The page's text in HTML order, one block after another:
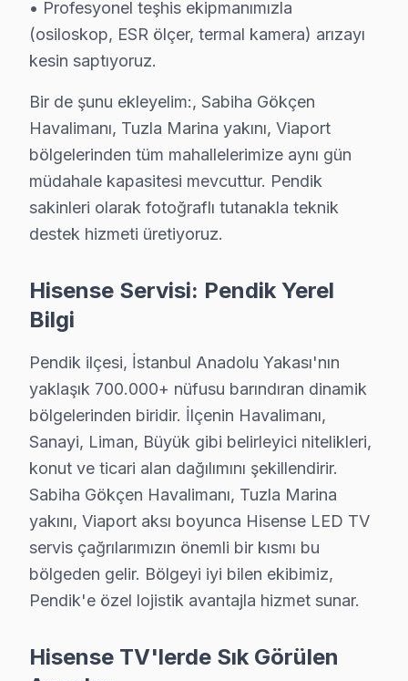
Pendik Hisense servis - TV Tamiri
Pendik'da Hisense görüntüleme sistemi tamir
— Yazılım sorunları: 1 iş günü ortalama çözüm
— Güç kartı tamiri: 2-3 iş günü
— Panel değişimi: 3-5 iş günü
— Aynı gün randevu oranı: %95+
Sabiha Gökçen Havalimanı ve Marmaray ve
Pendik'de fiyat konusunda şeffaflık ilkemizdir.
Pendik'de arıza tespiti: Ücretsiz. Herhangi bir ön
Pendik'de onaysız işlem yok: Fiyat teklifi
Pendik garantili fiyat: Pendik servisimizde teklif edilen
Pendik'de ödeme seçenekleri: Nakit, kredi kartı,
» Pendik'de Hisense ekran müdahale fiyatı
Pendik × Hisense: Yerel İçerik ve Deneyim
Pendik müşterilerine sunduğumuz Hisense servis
İkinci ilke — Onaysız başlamama: Kesin teklif, müşteri
Dördüncü ilke — Garanti dahil fiyat: İşçilik garantisi (6
Pendik'deki Hisense müşteri yolculuğunu dört kritik
• Profesyonel teşhis ekipmanımızla
(osiloskop, ESR ölçer, termal kamera) arızayı
kesin saptıyoruz.
Bir de şunu ekleyelim:, Sabiha Gökçen
Havalimanı, Tuzla Marina yakını, Viaport
bölgelerinden tüm mahallelerimize aynı gün
müdahale kapasitesi mevcuttur. Pendik
sakinleri olarak fotoğraflı tutanakla teknik
destek hizmeti üretiyoruz.
Hisense Servisi: Pendik Yerel
Bilgi
Pendik ilçesi, İstanbul Anadolu Yakası'nın
yaklaşık 700.000+ nüfusu barındıran dinamik
bölgelerinden biridir. İlçenin Havalimanı,
Sanayi, Liman, Büyük gibi belirleyici nitelikleri,
konut ve ticari alan dağılımını şekillendirir.
Sabiha Gökçen Havalimanı, Tuzla Marina
yakını, Viaport aksı boyunca Hisense LED TV
servis çağrılarımızın önemli bir kısmı bu
bölgeden gelir. Bölgeyi iyi bilen ekibimiz,
Pendik'e özel lojistik avantajla hizmet sunar.
Hisense TV'lerde Sık Görülen